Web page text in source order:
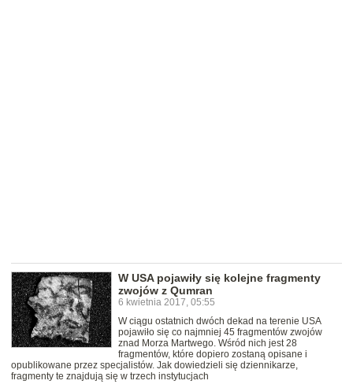
W USA pojawiły się kolejne fragmenty
zwojów z Qumran
6 kwietnia 2017, 05:55
W ciągu ostatnich dwóch dekad na terenie USA
pojawiło się co najmniej 45 fragmentów zwojów
znad Morza Martwego. Wśród nich jest 28
fragmentów, które dopiero zostaną opisane i
opublikowane przez specjalistów. Jak dowiedzieli się dziennikarze,
fragmenty te znajdują się w trzech instytucjach